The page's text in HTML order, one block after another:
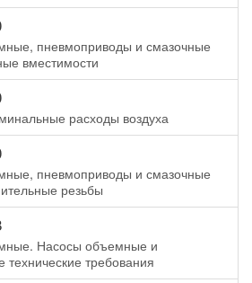
пневмоприводы и смазочные
вместимости
расходы воздуха
пневмоприводы и смазочные
резьбы
Насосы объемные и
требования